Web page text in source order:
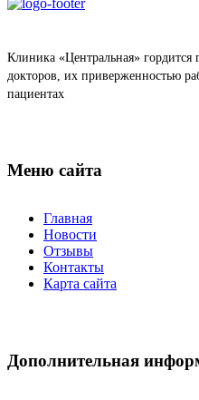
Клиника «Центральная»
докторов, их приверженностью
пациентах
Меню сайта
Главная
Новости
Отзывы
Контакты
Карта сайта
Дополнительная